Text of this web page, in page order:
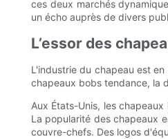
ces deux marchés
un écho auprès de divers
L’essor des
L'industrie du chapeau est
chapeaux bobs tendance, la
Aux États-Unis, les
La popularité des chapeaux
couvre-chefs. Des logos